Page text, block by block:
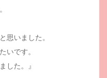
思いました。
いです。
した。』